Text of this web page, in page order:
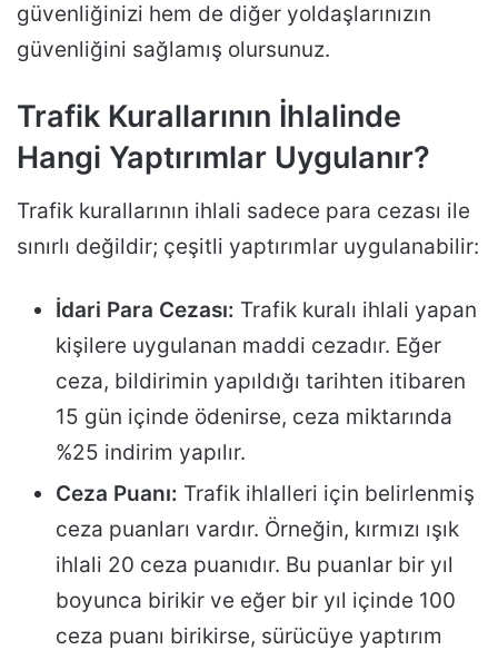
güvenliğinizi hem de diğer yoldaşlarınızın
güvenliğini sağlamış olursunuz.
Trafik Kurallarının İhlalinde
Hangi Yaptırımlar Uygulanır?
Trafik kurallarının ihlali sadece para cezası ile
sınırlı değildir; çeşitli yaptırımlar uygulanabilir:
İdari Para Cezası: Trafik kuralı ihlali yapan
kişilere uygulanan maddi cezadır. Eğer
ceza, bildirimin yapıldığı tarihten itibaren
15 gün içinde ödenirse, ceza miktarında
%25 indirim yapılır.
Ceza Puanı: Trafik ihlalleri için belirlenmiş
ceza puanları vardır. Örneğin, kırmızı ışık
ihlali 20 ceza puanıdır. Bu puanlar bir yıl
boyunca birikir ve eğer bir yıl içinde 100
ceza puanı birikirse, sürücüye yaptırım